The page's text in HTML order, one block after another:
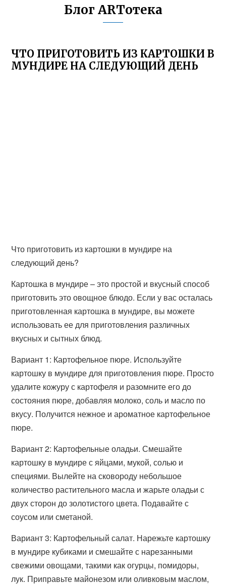
Блог ARTотека
ЧТО ПРИГОТОВИТЬ ИЗ КАРТОШКИ В
МУНДИРЕ НА СЛЕДУЮЩИЙ ДЕНЬ
Что приготовить из картошки в мундире на
следующий день?
Картошка в мундире – это простой и вкусный способ
приготовить это овощное блюдо. Если у вас осталась
приготовленная картошка в мундире, вы можете
использовать ее для приготовления различных
вкусных и сытных блюд.
Вариант 1: Картофельное пюре. Используйте
картошку в мундире для приготовления пюре. Просто
удалите кожуру с картофеля и разомните его до
состояния пюре, добавляя молоко, соль и масло по
вкусу. Получится нежное и ароматное картофельное
пюре.
Вариант 2: Картофельные оладьи. Смешайте
картошку в мундире с яйцами, мукой, солью и
специями. Вылейте на сковороду небольшое
количество растительного масла и жарьте оладьи с
двух сторон до золотистого цвета. Подавайте с
соусом или сметаной.
Вариант 3: Картофельный салат. Нарежьте картошку
в мундире кубиками и смешайте с нарезанными
свежими овощами, такими как огурцы, помидоры,
лук. Приправьте майонезом или оливковым маслом,